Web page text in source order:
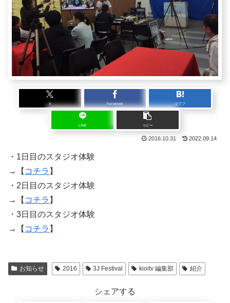
X Facebook はてブ
LINE コピー
2016.10.31 2022.09.14
・1日目のスタジオ体験
→【 コチラ 】
・2日目のスタジオ体験
→【 コチラ 】
・3日目のスタジオ体験
→【 コチラ 】
お知らせ 2016 3J Festival kioitv 編集部 紹介
シェアする